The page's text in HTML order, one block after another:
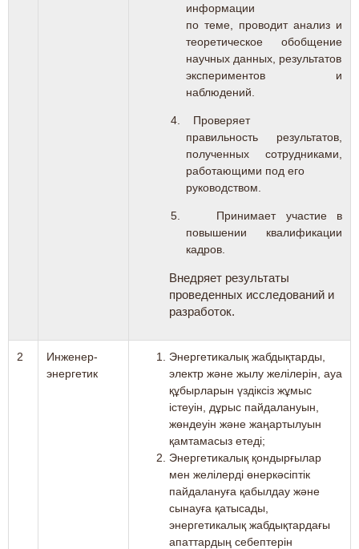
информации
по теме, проводит анализ и
теоретическое обобщение
научных данных, результатов
экспериментов и
наблюдений.
4.
Проверяет
правильность результатов,
полученных сотрудниками,
работающими под его
руководством.
5.
Принимает участие в
повышении квалификации
кадров.
Внедряет результаты
проведенных исследований и
разработок.
2
Инженер-
энергетик
Энергетикалық жабдықтарды,
электр және жылу желілерін, ауа
құбырларын үздіксіз жұмыс
істеуін, дұрыс пайдалануын,
жөндеуін және жаңартылуын
қамтамасыз етеді;
Энергетикалық қондырғылар
мен желілерді өнеркәсіптік
пайдалануға қабылдау және
сынауға қатысады,
энергетикалық жабдықтардағы
апаттардың себептерін